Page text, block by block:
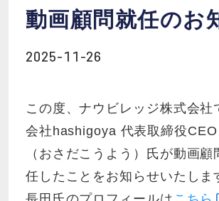
動画顧問就任のお
2025-11-26
この度、ナウビレッジ株式会社
会社hashigoya 代表取締役
（おさだこうよう）氏が動画顧
任したことをお知らせいたしま
セミナー
ブログ
お役立ち資料
お知らせ